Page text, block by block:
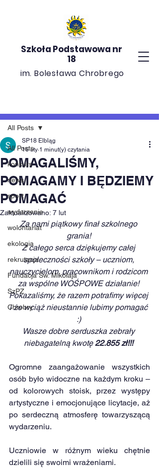
Szkoła Podstawowa nr
18
im. Bolesława Chrobrego
All Posts
konkurs
news
sport
wydarzenie
wolontariat
ekologia
rekrutacja
Fundacja Św. Mikołaja
SzPZ
Chrobry
All Posts
POMAGALIŚMY,
POMAGAMY I BĘDZIEMY
POMAGAĆ
SP18 Elbląg
16 sty 1 minut(y) czytania
Zaktualizowano: 7 lut
Za nami piątkowy finał szkolnego
grania!
Z całego serca dziękujemy całej
społeczności szkoły – uczniom,
nauczycielom, pracownikom i rodzicom
za wspólne WOŚPOWE działanie!
Pokazaliśmy, że razem potrafimy więcej
i że wciąż nieustannie lubimy pomagać
:)
Wasze dobre serduszka zebrały
niebagatelną kwotę 22.855 zł!!!
Ogromne zaangażowanie wszystkich
osób było widoczne na każdym kroku –
od kolorowych stoisk, przez występy
artystyczne i emocjonujące licytacje, aż
po serdeczną atmosferę towarzyszącą
wydarzeniu.
Uczniowie w różnym wieku chętnie
dzielili się swoimi wrażeniami.